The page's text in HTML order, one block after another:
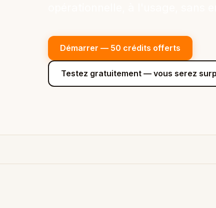
Démarrer — 50 crédits offerts
Testez gratuitement — vous serez